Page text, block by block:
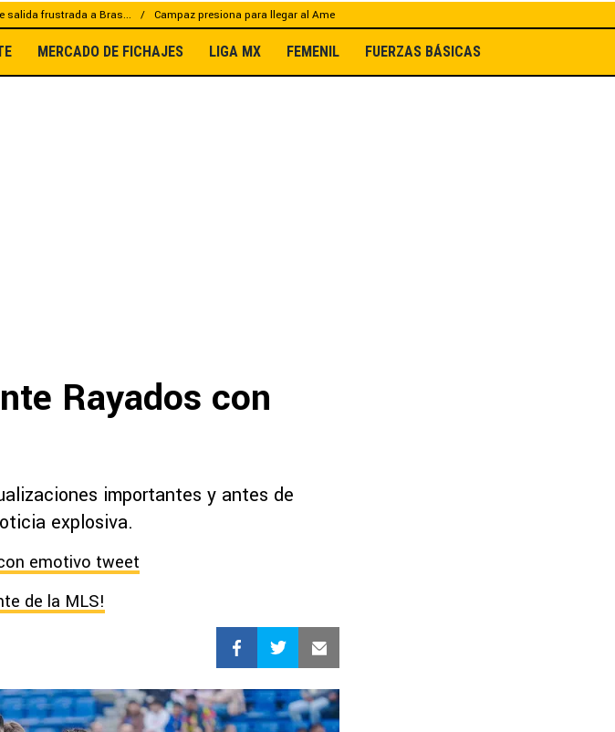
salida frustrada a Bras... Campaz presiona para llegar al Ame
MERCADO DE FICHAJES LIGA MX FEMENIL FUERZAS BÁSICAS
Rayados con
importantes y antes de
explosiva.
emotivo tweet
de la MLS!